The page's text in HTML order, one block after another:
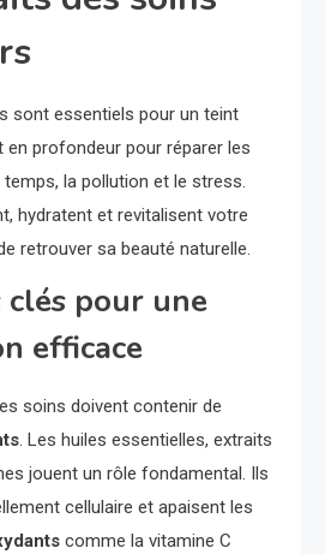
sont essentiels pour un teint
en profondeur pour réparer les
la pollution et le stress.
hydratent et revitalisent votre
retrouver sa beauté naturelle.
pour une
efficace
soins doivent contenir de
. Les huiles essentielles, extraits
jouent un rôle fondamental. Ils
cellulaire et apaisent les
comme la vitamine C